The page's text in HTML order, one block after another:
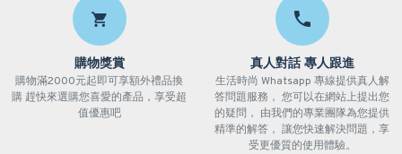
購物獎賞
購物滿2000元起即可享額外禮品換
購 趕快來選購您喜愛的產品，享受超
值優惠吧
真人對話 專人跟進
生活時尚 Whatsapp 專線提供真人解
答問題服務， 您可以在網站上提出您
的疑問， 由我們的專業團隊為您提供
精準的解答， 讓您快速解決問題，享
受更優質的使用體驗。